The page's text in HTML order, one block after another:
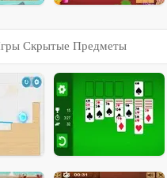
Скрытые Предметы